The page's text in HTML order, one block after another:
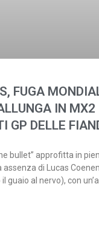
FUGA
IN
GP DELLE
bullet” approfitta in
assenza di Lucas
guaio al nervo), con